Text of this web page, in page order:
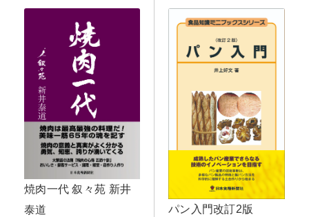
焼肉一代 叙々苑 新井
泰道
パン入門改訂2版